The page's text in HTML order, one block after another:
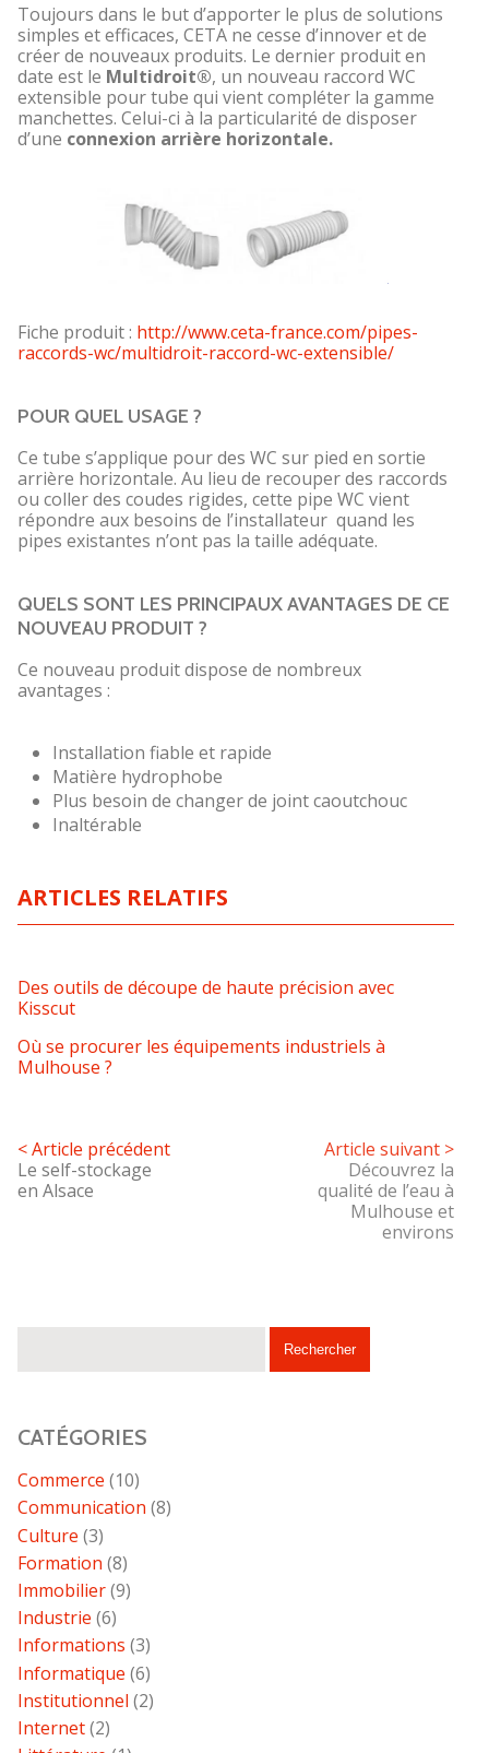
Toujours dans le but d’apporter le plus de solutions
simples et efficaces, CETA ne cesse d’innover et de
créer de nouveaux produits. Le dernier produit en
date est le Multidroit®, un nouveau raccord WC
extensible pour tube qui vient compléter la gamme
manchettes. Celui-ci à la particularité de disposer
d’une connexion arrière horizontale.
Fiche produit : http://www.ceta-france.com/pipes-
raccords-wc/multidroit-raccord-wc-extensible/
POUR QUEL USAGE ?
Ce tube s’applique pour des WC sur pied en sortie
arrière horizontale. Au lieu de recouper des raccords
ou coller des coudes rigides, cette pipe WC vient
répondre aux besoins de l’installateur quand les
pipes existantes n’ont pas la taille adéquate.
QUELS SONT LES PRINCIPAUX AVANTAGES DE CE
NOUVEAU PRODUIT ?
Ce nouveau produit dispose de nombreux
avantages :
Installation fiable et rapide
Matière hydrophobe
Plus besoin de changer de joint caoutchouc
Inaltérable
ARTICLES RELATIFS
Des outils de découpe de haute précision avec
Kisscut
Où se procurer les équipements industriels à
Mulhouse ?
< Article précédent
Le self-stockage
en Alsace
Article suivant >
Découvrez la
qualité de l’eau à
Mulhouse et
environs
CATÉGORIES
Commerce (10)
Communication (8)
Culture (3)
Formation (8)
Immobilier(9)
Industrie (6)
Informations (3)
Informatique (6)
Institutionnel (2)
Internet(2)